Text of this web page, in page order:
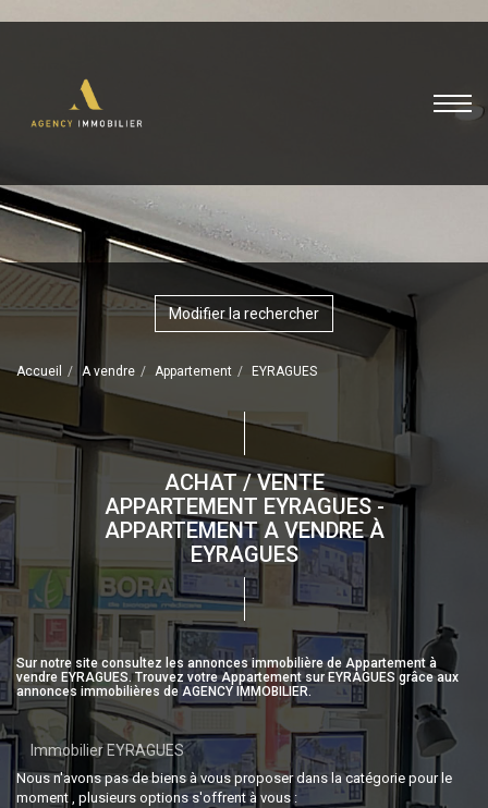
Modifier la rechercher
Accueil A vendre Appartement EYRAGUES
ACHAT / VENTE
APPARTEMENT EYRAGUES -
APPARTEMENT A VENDRE À
EYRAGUES
Sur notre site consultez les annonces immobilière de Appartement à
vendre EYRAGUES. Trouvez votre Appartement sur EYRAGUES grâce aux
annonces immobilières de AGENCY IMMOBILIER.
Immobilier EYRAGUES
Nous n'avons pas de biens à vous proposer dans la catégorie pour le
moment , plusieurs options s'offrent à vous :